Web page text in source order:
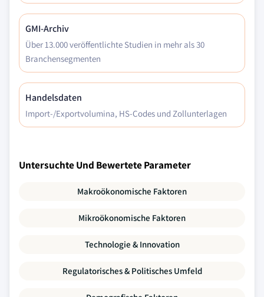
GMI-Archiv
Über 13.000 veröffentlichte Studien in mehr als 30
Branchensegmenten
Handelsdaten
Import-/Exportvolumina, HS-Codes und Zollunterlagen
Untersuchte Und Bewertete Parameter
Makroökonomische Faktoren
Mikroökonomische Faktoren
Technologie & Innovation
Regulatorisches & Politisches Umfeld